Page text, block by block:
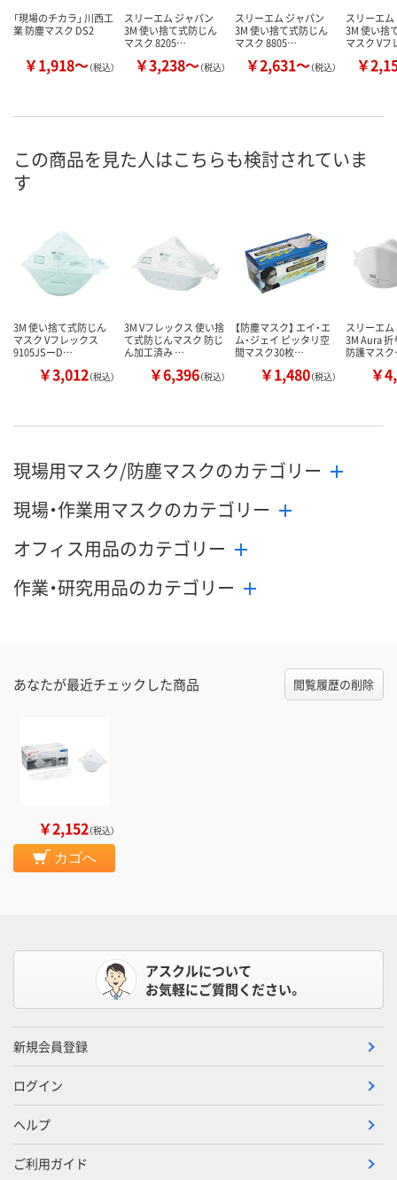
「現場のチカラ」 川西工
業 防塵マスク DS2
￥1,918～（税込）
スリーエム ジャパン
3M 使い捨て式防じん
マスク 8205…
￥3,238～（税込）
スリーエム ジャパン
3M 使い捨て式防じん
マスク 8805…
￥2,631～（税込）
スリーエ
3M 使い捨
マスク V
￥
この商品を見た人はこちらも検討されていま
す
3M 使い捨て式防じん
マスク Vフレックス
9105JSーD…
￥3,012（税込）
3M Vフレックス 使い捨
て式防じんマスク 防じ
ん加工済み …
￥6,396（税込）
【防塵マスク】 エイ・エ
ム・ジェイ ピッタリ空
間マスク30枚…
￥1,480（税込）
スリーエ
3M Aura
防護マス
￥
現場用マスク/防塵マスクのカテゴリー
現場・作業用マスクのカテゴリー
オフィス用品のカテゴリー
作業・研究用品のカテゴリー
あなたが最近チェックした商品 閲覧履歴の削除
￥2,152（税込）
カゴへ
アスクルについて
お気軽にご質問ください。
新規会員登録
ログイン
ヘルプ
ご利用ガイド